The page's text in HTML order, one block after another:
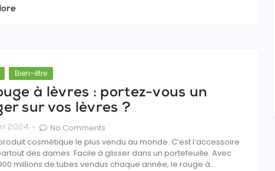
Bien-être
à lèvres : portez-vous un
sur vos lèvres ?
2024 -
No Comments
cosmétique le plus vendu au monde. C’est l’accessoire
des dames. Facile à glisser dans un portefeuille. Avec
millions de tubes vendus chaque année, le rouge à...